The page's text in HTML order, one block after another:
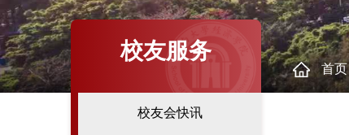
校友服务
校友会快讯
首页